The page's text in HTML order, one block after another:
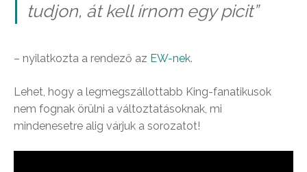
tudjon, át kell írnom egy picit”
– nyilatkozta a rendező az EW-nek.
Lehet, hogy a legmegszállottabb King-fanatikusok
nem fognak örülni a változtatásoknak, mi
mindenesetre alig várjuk a sorozatot!